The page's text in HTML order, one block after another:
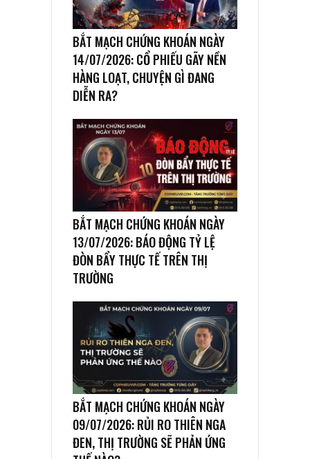
BẮT MẠCH CHỨNG KHOÁN NGÀY
14/07/2026: CỔ PHIẾU GÃY NỀN
HÀNG LOẠT, CHUYỆN GÌ ĐANG
DIỄN RA?
BẮT MẠCH CHỨNG KHOÁN NGÀY
13/07/2026: BÁO ĐỘNG TỶ LỆ
ĐÒN BẨY THỰC TẾ TRÊN THỊ
TRƯỜNG
BẮT MẠCH CHỨNG KHOÁN NGÀY
09/07/2026: RỦI RO THIÊN NGA
ĐEN, THỊ TRƯỜNG SẼ PHẢN ỨNG